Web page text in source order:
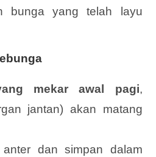
bunga yang telah layu
mekar awal pagi,
jantan) akan matang
dan simpan dalam